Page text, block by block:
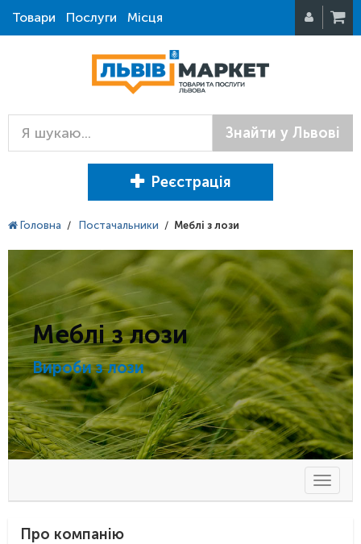
Товари Послуги Місця
Знайти у Львові
Реєстрація
Головна / Постачальники / Меблі з лози
Меблі з лози
Вироби з лози
Toggle
Про компанію